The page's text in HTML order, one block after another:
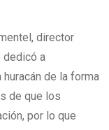
director
dedicó a
de la forma
de que los
por lo que